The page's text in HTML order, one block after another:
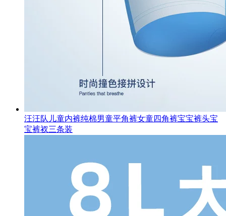
汪汪队儿童内裤纯棉男童平角裤女童四角裤宝宝裤头宝
宝裤衩三条装